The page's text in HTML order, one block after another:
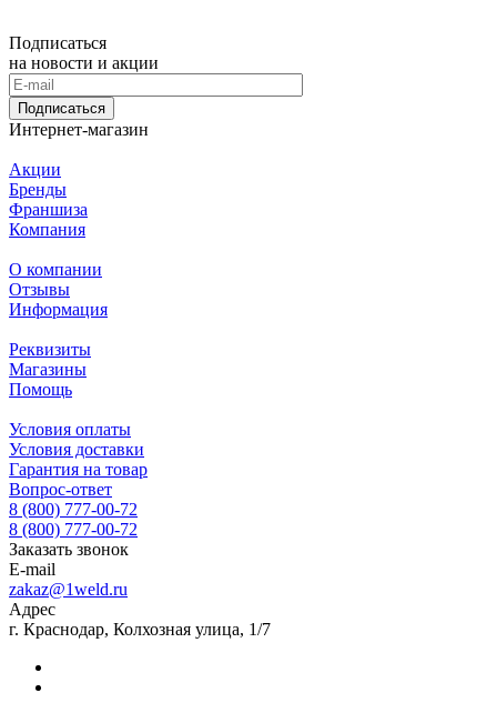
Подписаться
на новости и акции
Подписаться
Интернет-магазин
Акции
Бренды
Франшиза
Компания
О компании
Отзывы
Информация
Реквизиты
Магазины
Помощь
Условия оплаты
Условия доставки
Гарантия на товар
Вопрос-ответ
8 (800) 777-00-72
8 (800) 777-00-72
Заказать звонок
E-mail
zakaz@1weld.ru
Адрес
г. Краснодар, Колхозная улица, 1/7